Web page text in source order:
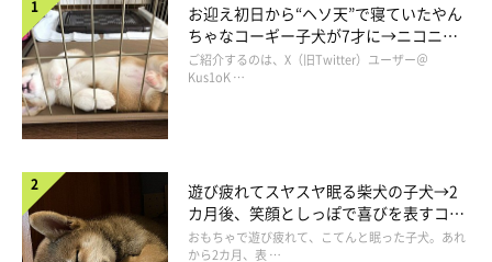
お迎え初日から“ヘソ天”で寝ていたやん
ちゃなコーギー子犬が7才に→ニコニ
コ“コーギースマイル”が魅力のコに成
長！
ご紹介するのは、X（旧Twitter）ユーザー＠
Kus1oK …
遊び疲れてスヤスヤ眠る柴犬の子犬→2
カ月後、笑顔としっぽで喜びを表すコに
成長！
おもちゃで遊び疲れて、こてんと眠った子犬。あれ
から2カ月、表 …